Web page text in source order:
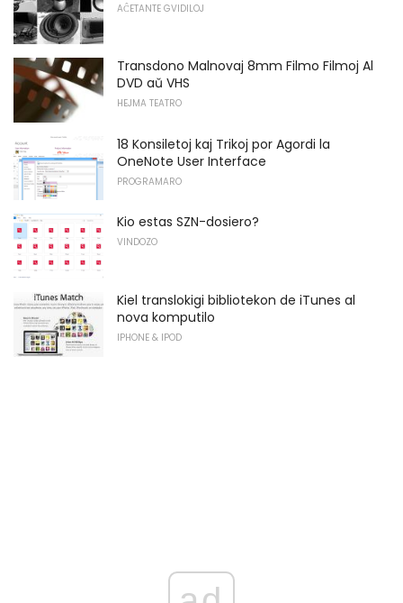
AĈETANTE GVIDILOJ
Transdono Malnovaj 8mm Filmo Filmoj Al
DVD aŭ VHS
HEJMA TEATRO
18 Konsiletoj kaj Trikoj por Agordi la
OneNote User Interface
PROGRAMARO
Kio estas SZN-dosiero?
VINDOZO
Kiel translokigi bibliotekon de iTunes al
nova komputilo
IPHONE & IPOD